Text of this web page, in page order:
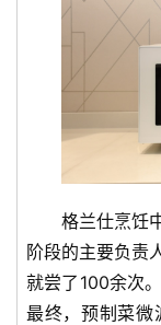
格兰仕烹饪
阶段的主要负责
就尝了100余次
最终，预制菜微